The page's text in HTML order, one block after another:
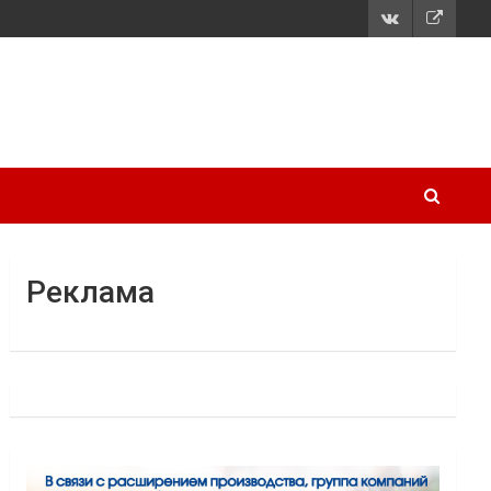
Реклама